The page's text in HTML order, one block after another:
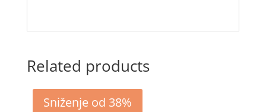
Related products
Sniženje od 38%